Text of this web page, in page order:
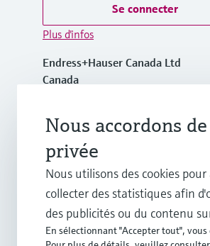
Se connecter
Plus d'infos
Endress+Hauser Canada Ltd
Canada
+1-905-681-9292
+1-800-668-3199
info.ca@endress.com
Nous accordons
privée
Nous utilisons des cookies
collecter des statistiques afin
des publicités ou du contenu
En sélectionnant "Accepter tout",